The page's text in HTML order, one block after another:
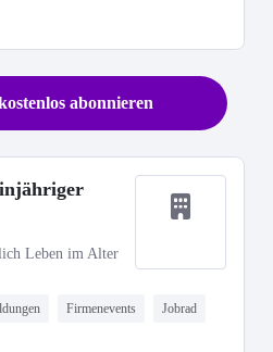
abonnieren
Leben im Alter
Firmenevents Jobrad